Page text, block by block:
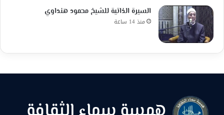
السيرة الذاتية للشيخ محمود هنداوي
منذ 14 ساعة